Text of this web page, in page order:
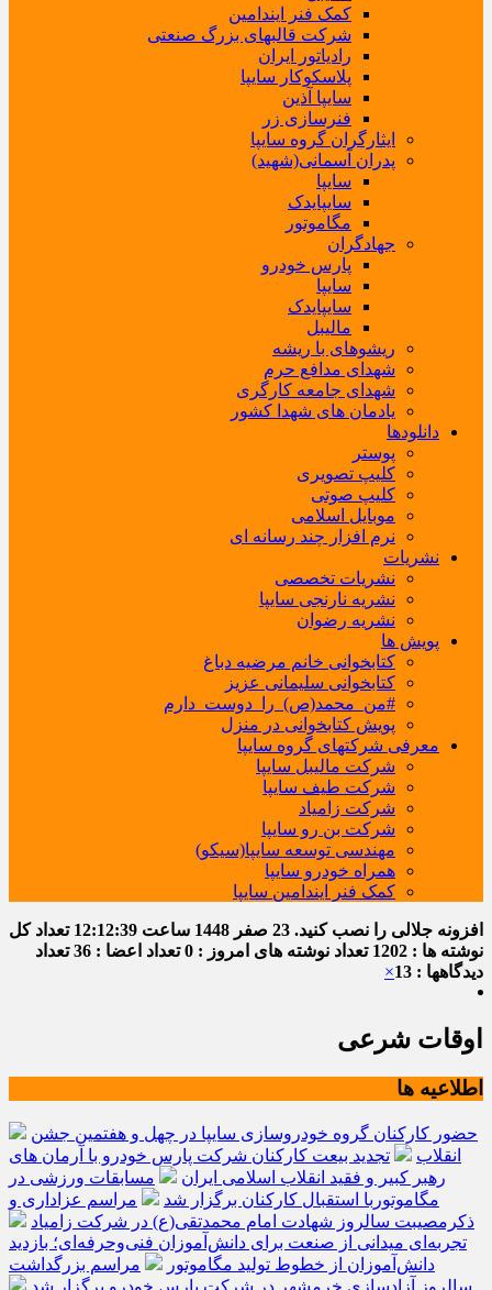
کمک فنر ایندامین
شرکت قالبهای بزرگ صنعتی
رادیاتور ایران
پلاسکوکار سایپا
سایپا آذین
فنرسازی زر
ایثارگران گروه سایپا
پدران آسمانی(شهید)
سایپا
سایپایدک
مگاموتور
جهادگران
پارس خودرو
سایپا
سایپایدک
مالیبل
ریشوهای با ریشه
شهدای مدافع حرم
شهدای جامعه کارگری
یادمان های شهدا کشور
دانلودها
پوستر
کلیپ تصویری
کلیپ صوتی
موبایل اسلامی
نرم افزار چند رسانه ای
نشریات
نشریات تخصصی
نشریه نارنجی سایپا
نشریه رضوان
پویش ها
کتابخوانی خانم مرضیه دباغ
کتابخوانی سلیمانی عزیز
#من_محمد(ص)_را_دوست_دارم
پویش کتابخوانی در منزل
معرفی شرکتهای گروه سایپا
شرکت مالیبل سایپا
شرکت طیف سایپا
شرکت زامیاد
شرکت بن رو سایپا
مهندسی توسعه سایپا(سیکو)
همراه خودرو سایپا
کمک فنر ایندامین سایپا
افزونه جلالی را نصب کنید. 23 صفر 1448 ساعت 12:12:40 تعداد کل
نوشته ها : 1202
تعداد نوشته های امروز : 0 تعداد اعضا : 36
تعداد
دیدگاهها : 13
×
اوقات شرعی
اطلاعیه ها
حضور کارکنان گروه خودروسازی سایپا در چهل و هفتمین جشن
انقلاب
تجدید بیعت کارکنان شرکت پارس خودرو با آرمان های
رهبر کبیر و فقید انقلاب اسلامی ایران
مسابقات ورزشی در
مگاموتوربا استقبال کارکنان برگزار شد
مراسم عزاداری و
ذکرمصیبت سالروز شهادت امام محمدتقی(ع) در شرکت زامیاد
تجربه‌ای میدانی از صنعت برای دانش‌آموزان فنی‌وحرفه‌ای؛ بازدید
دانش‌آموزان از خطوط تولید مگاموتور
مراسم بزرگداشت
سالروز آزادسازی خرمشهر در شرکت پارس خودرو برگزار شد